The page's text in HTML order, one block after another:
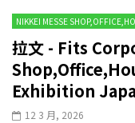
NIKKEI MESSE
拉文 - Fits
Exhibition
12 3 月, 2026